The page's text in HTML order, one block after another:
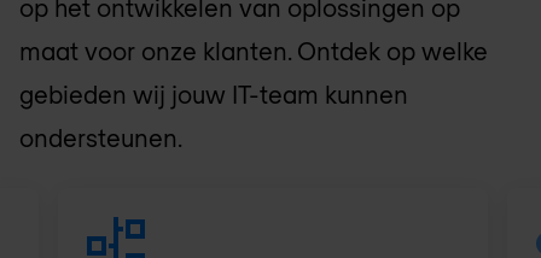
op het ontwikkelen van oplossingen op
maat voor onze klanten. Ontdek op welke
gebieden wij jouw IT-team kunnen
ondersteunen.